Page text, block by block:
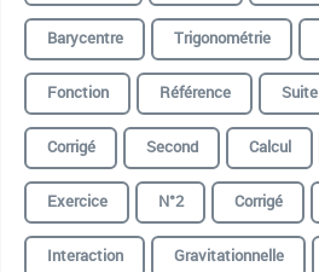
Barycentre
Trigonométrie
Fonction
Référence Suite
Corrigé
Second Calcul
Exercice
N°2 Corrigé
Interaction
Gravitationnelle